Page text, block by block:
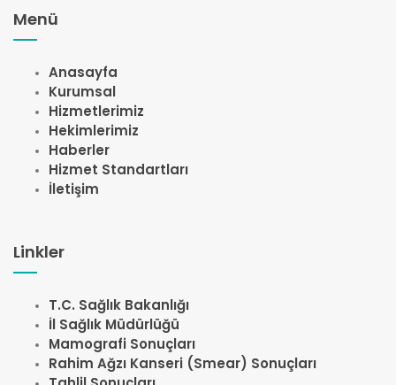
Menü
Anasayfa
Kurumsal
Hizmetlerimiz
Hekimlerimiz
Haberler
Hizmet Standartları
İletişim
Linkler
T.C. Sağlık Bakanlığı
İl Sağlık Müdürlüğü
Mamografi Sonuçları
Rahim Ağzı Kanseri (Smear) Sonuçları